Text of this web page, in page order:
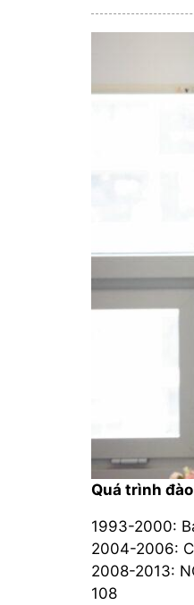
Quá trình
1993-2000:
2004-2006:
2008-2013:
108